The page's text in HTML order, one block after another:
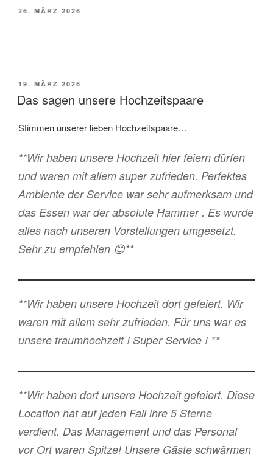
VERÖFFENTLICHT
26. MÄRZ 2026
VERÖFFENTLICHT
AM
19. MÄRZ 2026
Das sagen unsere Hochzeitspaare
Stimmen unserer lieben Hochzeitspaare…
**Wir haben unsere Hochzeit hier feiern dürfen
und waren mit allem super zufrieden. Perfektes
Ambiente der Service war sehr aufmerksam und
das Essen war der absolute Hammer . Es wurde
alles nach unseren Vorstellungen umgesetzt.
Sehr zu empfehlen 😊**
**Wir haben unsere Hochzeit dort gefeiert. Wir
waren mit allem sehr zufrieden. Für uns war es
unsere traumhochzeit ! Super Service ! **
**Wir haben dort unsere Hochzeit gefeiert. Diese
Location hat auf jeden Fall ihre 5 Sterne
verdient. Das Management und das Personal
vor Ort waren Spitze! Unsere Gäste schwärmen